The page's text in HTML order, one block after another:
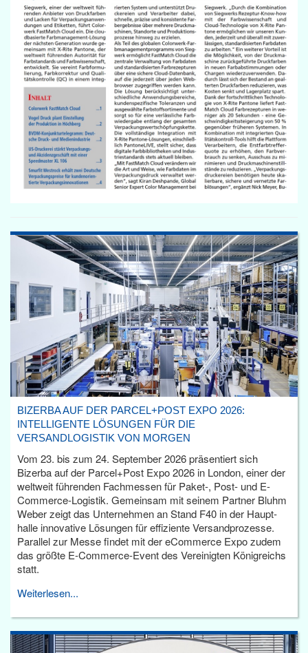
BIZERBA AUF DER PARCEL+POST EXPO 2026:
INTELLIGENTE LÖSUNGEN FÜR DIE
VERSANDLOGISTIK VON MORGEN
Vom 23. bis zum 24. September 2026 präsentiert sich
Bizerba auf der Parcel+Post Expo 2026 in London, einer der
weltweit führenden Fachmessen für Paket-, Post- und E-
Commerce-Logistik. Gemeinsam mit seinem Partner Bluhm
Weber zeigt das Unternehmen an Stand F40 in der Haupt­
halle innovative Lösungen für effiziente Versandprozesse.
Parallel zur Messe findet mit der eCommerce Expo zudem
das größte E-Commerce-Event des Vereinigten Königreichs
statt.
Weiterlesen...